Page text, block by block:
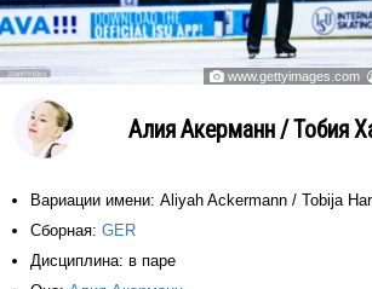
 www.gettyimages.com
Алия Акерманн / Тобия
Вариации имени: Aliyah Ackermann / Tobija
Сборная: GER
Дисциплина: в паре